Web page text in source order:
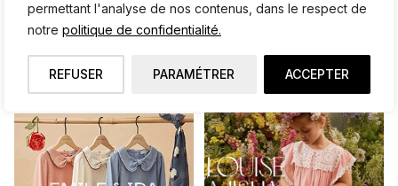
permettant l'analyse de nos contenus, dans le respect de
notre politique de confidentialité.
PARAMÉTRER
REFUSER ACCEPTER